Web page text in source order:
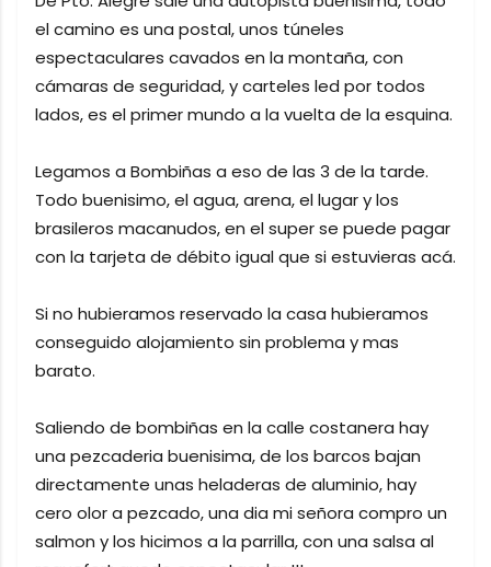
el camino es una postal, unos túneles
espectaculares cavados en la montaña, con
cámaras de seguridad, y carteles led por todos
lados, es el primer mundo a la vuelta de la esquina.
Legamos a Bombiñas a eso de las 3 de la tarde.
Todo buenisimo, el agua, arena, el lugar y los
brasileros macanudos, en el super se puede pagar
con la tarjeta de débito igual que si estuvieras acá.
Si no hubieramos reservado la casa hubieramos
conseguido alojamiento sin problema y mas
barato.
Saliendo de bombiñas en la calle costanera hay
una pezcaderia buenisima, de los barcos bajan
directamente unas heladeras de aluminio, hay
cero olor a pezcado, una dia mi señora compro un
salmon y los hicimos a la parrilla, con una salsa al